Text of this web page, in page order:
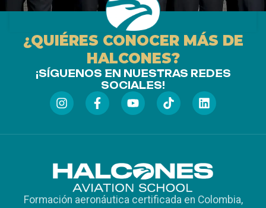
¿QUIÉRES CONOCER MÁS DE
HALCONES?
¡SÍGUENOS EN NUESTRAS REDES
SOCIALES!
Formación aeronáutica certificada en Colombia,